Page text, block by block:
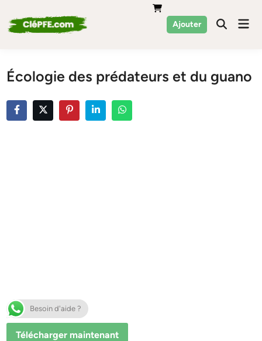
content
Ajouter
Écologie des prédateurs et du guano
Besoin d'aide ?
Télécharger maintenant